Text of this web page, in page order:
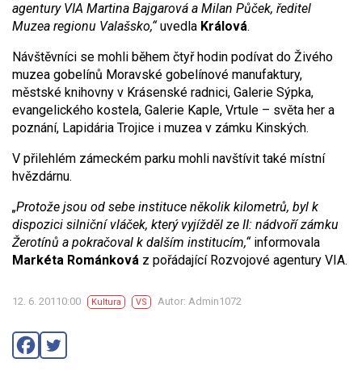
agentury VIA Martina Bajgarová a Milan Půček, ředitel
Muzea regionu Valašsko,“uvedla Králová.
Návštěvníci se mohli během čtyř hodin podívat do Živého
muzea gobelínů Moravské gobelínové manufaktury,
městské knihovny v Krásenské radnici, Galerie Sýpka,
evangelického kostela, Galerie Kaple, Vrtule – světa her a
poznání, Lapidária Trojice i muzea v zámku Kinských.
V přilehlém zámeckém parku mohli navštívit také místní
hvězdárnu.
„Protože jsou od sebe instituce několik kilometrů, byl k
dispozici silniční vláček, který vyjížděl ze II: nádvoří zámku
Žerotínů a pokračoval k dalším institucím,“informovala
Markéta Románková z pořádající Rozvojové agentury VIA.
12. 6. 20110:00 Kultura VS Autor: Admin1072